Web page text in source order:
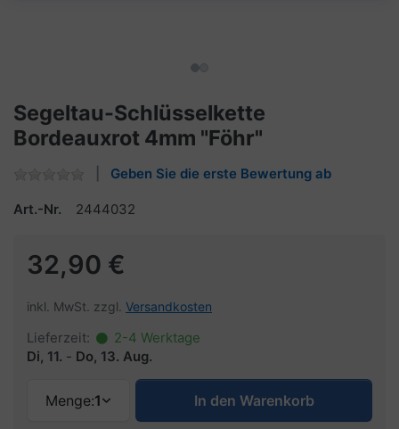
Segeltau-Schlüsselkette
Bordeauxrot 4mm "Föhr"
Geben Sie die erste Bewertung ab
Art.-Nr. 2444032
32,90 €
inkl. MwSt. zzgl. Versandkosten
Lieferzeit:
2-4 Werktage
Di, 11. - Do, 13. Aug.
Menge:1 In den Warenkorb